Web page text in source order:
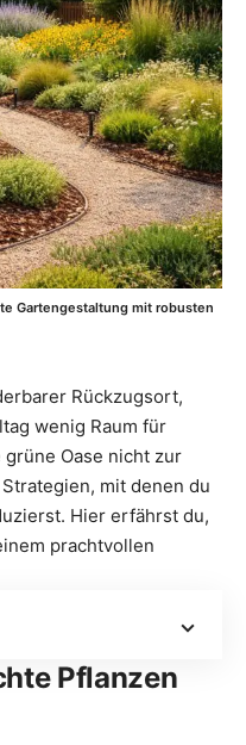
Gartengestaltung mit robusten
Rückzugsort,
wenig Raum für
Oase nicht zur
mit denen du
Hier erfährst du,
prachtvollen
Pflanzen